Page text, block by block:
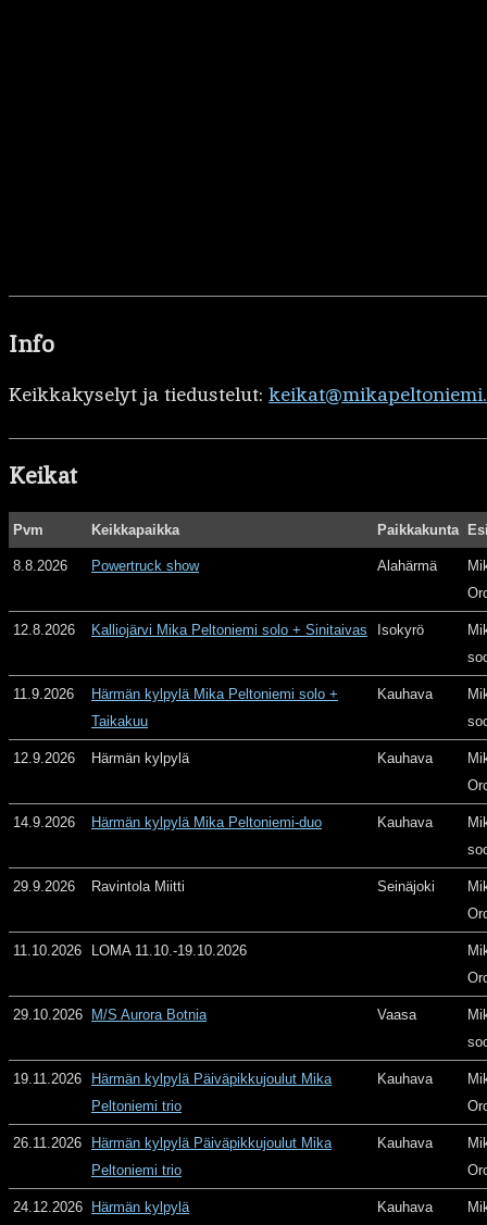
Info
Keikkakyselyt ja tiedustelut:
Keikat
Pvm Keikkapaikka Paikkakunta
8.8.2026 Powertruck show Alahärmä
12.8.2026 Kalliojärvi Mika Peltoniemi solo + Sinitaivas Isokyrö
11.9.2026
Härmän kylpylä Mika Peltoniemi solo +
Taikakuu
Kauhava
12.9.2026 Härmän kylpylä Kauhava
14.9.2026 Härmän kylpylä Mika Peltoniemi-duo Kauhava
29.9.2026 Ravintola Miitti Seinäjoki
11.10.2026 LOMA 11.10.-19.10.2026
29.10.2026 M/S Aurora Botnia Vaasa
19.11.2026
Härmän kylpylä Päiväpikkujoulut Mika
Peltoniemi trio
Kauhava
26.11.2026
Härmän kylpylä Päiväpikkujoulut Mika
Peltoniemi trio
Kauhava
24.12.2026 Härmän kylpylä Kauhava